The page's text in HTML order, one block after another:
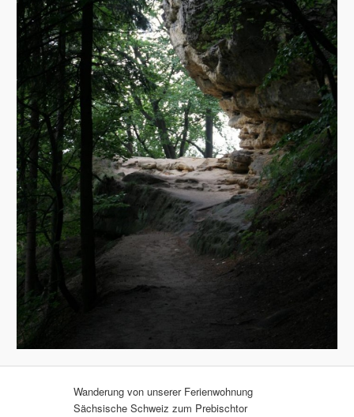
Wanderung von unserer Ferienwohnung
Sächsische Schweiz zum Prebischtor